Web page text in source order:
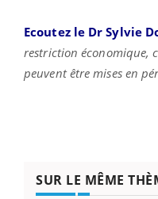
Ecoutez le Dr Sylvie
restriction économique,
peuvent être mises en
SUR LE MÊME